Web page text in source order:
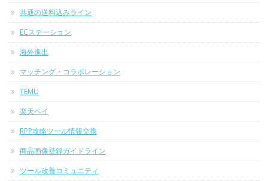
共通の送料込みライン
ECステーション
海外進出
マッチング・コラボレーション
TEMU
楽天ペイ
RPP攻略ツール情報交換
商品画像登録ガイドライン
ツール改善コミュニティ